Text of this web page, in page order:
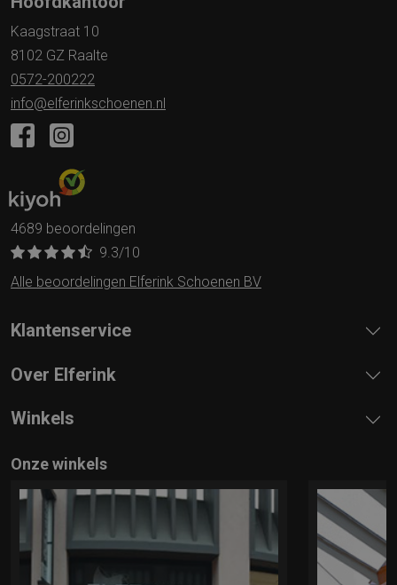
Kaagstraat 10
8102 GZ Raalte
0572-200222
info@elferinkschoenen.nl
4689 beoordelingen
9.3/10
Alle beoordelingen Elferink Schoenen BV
Klantenservice
Over Elferink
Winkels
Onze winkels